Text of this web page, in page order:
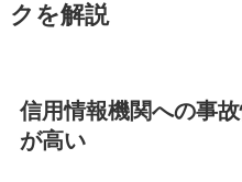
クを解説
信用情報機関への事
が高い